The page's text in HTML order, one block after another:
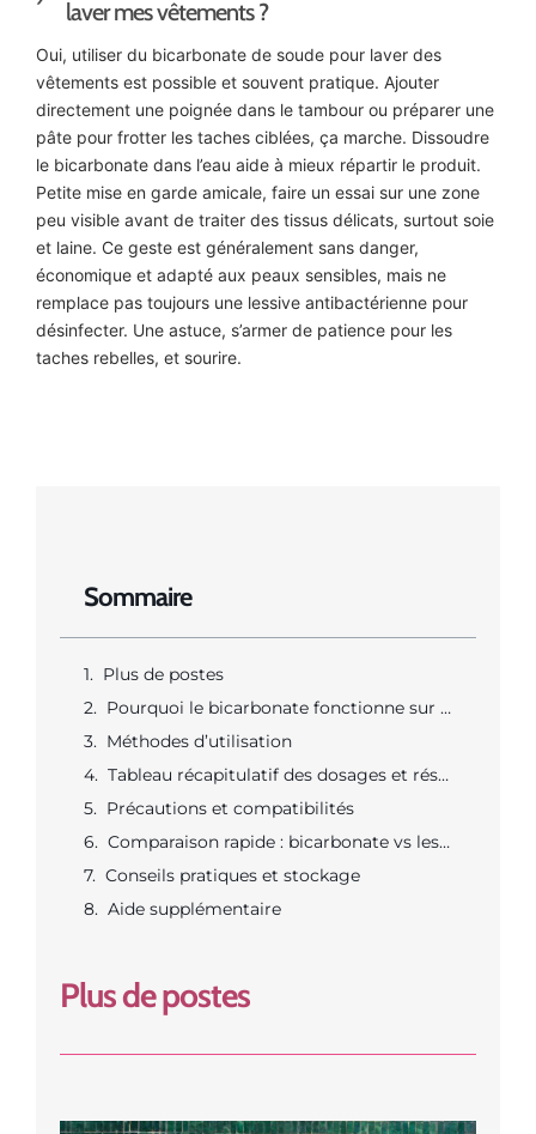
Sommaire
Plus de postes
Pourquoi le bicarbonate fonctionne sur le linge
Méthodes d’utilisation
Tableau récapitulatif des dosages et résultats attendus
Précautions et compatibilités
Comparaison rapide : bicarbonate vs lessive vs vinaigre
Conseils pratiques et stockage
Aide supplémentaire
Plus de postes
laver mes vêtements ?
Oui, utiliser du bicarbonate de soude pour laver des
vêtements est possible et souvent pratique. Ajouter
directement une poignée dans le tambour ou préparer une
pâte pour frotter les taches ciblées, ça marche. Dissoudre
le bicarbonate dans l’eau aide à mieux répartir le produit.
Petite mise en garde amicale, faire un essai sur une zone
peu visible avant de traiter des tissus délicats, surtout soie
et laine. Ce geste est généralement sans danger,
économique et adapté aux peaux sensibles, mais ne
remplace pas toujours une lessive antibactérienne pour
désinfecter. Une astuce, s’armer de patience pour les
taches rebelles, et sourire.